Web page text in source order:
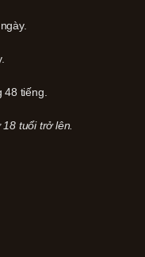
tiếng.
tuổi trở lên.